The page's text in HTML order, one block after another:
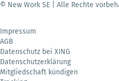
© New Work SE | Alle Rechte
Impressum
AGB
Datenschutz bei XING
Datenschutzerklärung
Mitgliedschaft kündigen